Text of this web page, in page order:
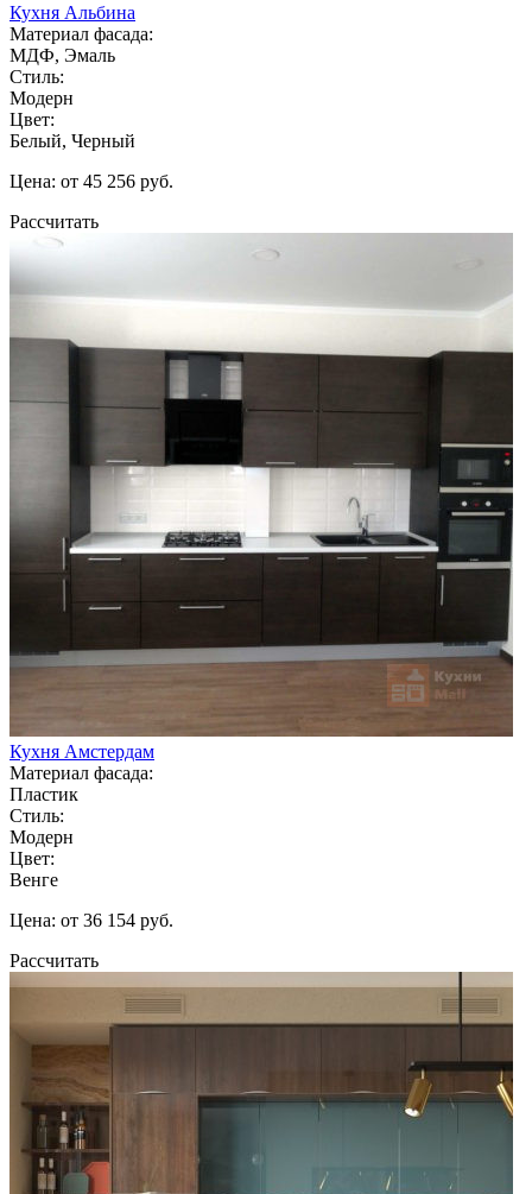
Кухня Альбина
Материал фасада:
МДФ, Эмаль
Стиль:
Модерн
Цвет:
Белый, Черный
Цена: от 45 256 руб.
Рассчитать
Кухня Амстердам
Материал фасада:
Пластик
Стиль:
Модерн
Цвет:
Венге
Цена: от 36 154 руб.
Рассчитать